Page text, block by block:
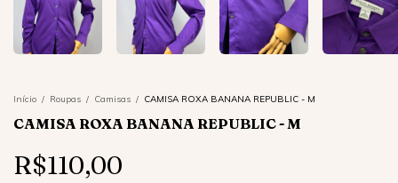
Início / Roupas / Camisas / CAMISA ROXA BANANA REPUBLIC - M
CAMISA ROXA BANANA REPUBLIC - M
R$110,00